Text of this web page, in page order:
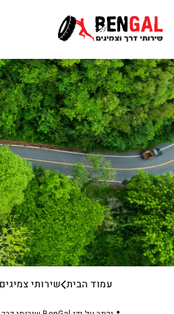
עמוד הבית שירותי צמיגים